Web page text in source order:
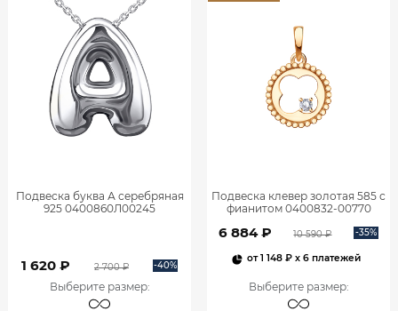
Подвеска буква А серебряная
925 0400860Л00245
1 620 ₽ 2 700 ₽ -40%
Выберите размер:
Подвеска клевер золотая 585 с
фианитом 0400832-00770
6 884 ₽ 10 590 ₽ -35%
от1 148 ₽ x 6 платежей
Выберите размер: